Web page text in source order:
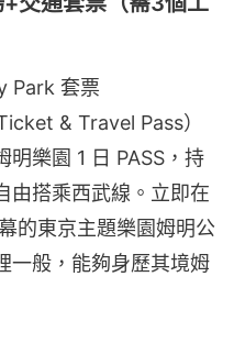
Park 套票
& Travel Pass）
樂園 1 日 PASS，持
由搭乘西武線。立即在
的東京主題樂園姆明公
一般，能夠身歷其境姆